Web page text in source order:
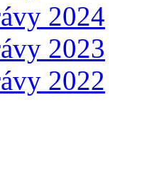
2024
2023
2022